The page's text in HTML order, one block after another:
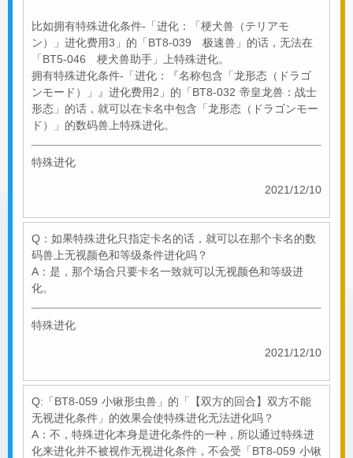
比如拥有特殊进化条件-「进化：「梗犬兽（テリアモ
ン）」进化费用3」的「BT8-039 极速兽」的话，无法在
「BT5-046 梗犬兽助手」上特殊进化。
拥有特殊进化条件-「进化：『名称包含「龙形态（ドラゴ
ンモード）」』进化费用2」的「BT8-032 帝皇龙兽：战士
形态」的话，就可以在卡名中包含「龙形态（ドラゴンモー
ド）」的数码兽上特殊进化。
特殊进化
2021/12/10
Q：如果特殊进化只指定卡名的话，就可以在那个卡名的数
码兽上无视颜色和等级条件进化吗？
A：是，那个场合只要卡名一致就可以无视颜色和等级进
化。
特殊进化
2021/12/10
Q:「BT8-059 小锹形虫兽」的「【双方的回合】双方不能
无视进化条件」的效果会使特殊进化无法进化吗？
A：不，特殊进化本身是进化条件的一种，所以通过特殊进
化来进化并不被视作无视进化条件，不会受「BT8-059 小锹